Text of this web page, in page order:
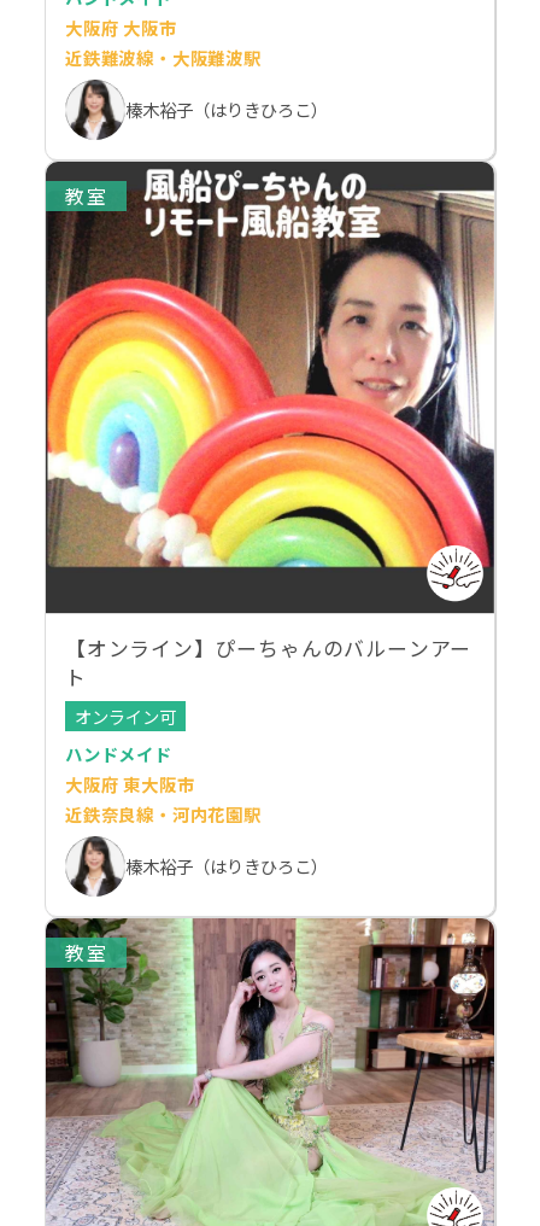
大阪府 大阪市
近鉄難波線・大阪難波駅
榛木裕子（はりきひろこ）
教室
【オンライン】ぴーちゃんのバルーンアー
ト
オンライン可
ハンドメイド
大阪府 東大阪市
近鉄奈良線・河内花園駅
榛木裕子（はりきひろこ）
教室